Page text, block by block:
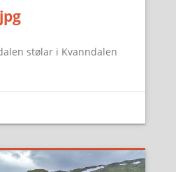
stølar i Kvanndalen